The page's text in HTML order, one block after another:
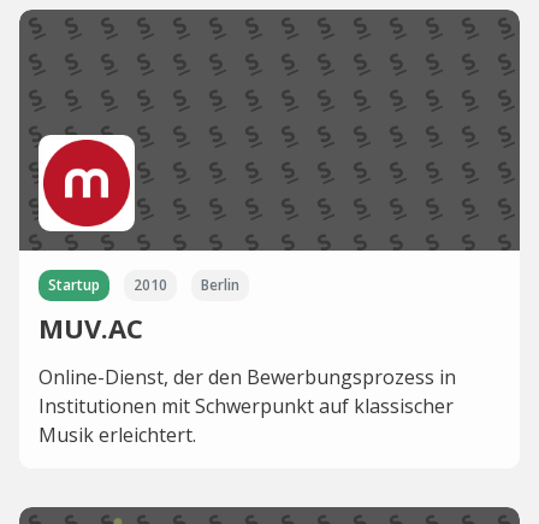
Startup 2010 Berlin
MUV.AC
Online-Dienst, der den Bewerbungsprozess in
Institutionen mit Schwerpunkt auf klassischer
Musik erleichtert.